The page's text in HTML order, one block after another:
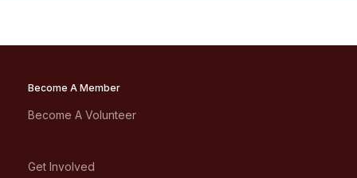
Become A Member
Become A Volunteer
Get Involved